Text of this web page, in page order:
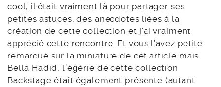
cool, il était vraiment là pour partager ses
petites astuces, des anecdotes liées à la
création de cette collection et j’ai vraiment
apprécié cette rencontre. Et vous l’avez petite
remarqué sur la miniature de cet article mais
Bella Hadid, l’égérie de cette collection
Backstage était également présente (autant